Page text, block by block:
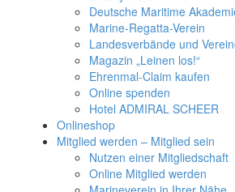
Deutsche Maritime
Marine-Regatta-Verein
Landesverbände und
Magazin „Leinen los!“
Ehrenmal-Claim kaufen
Online spenden
Hotel ADMIRAL SCHEER
Onlineshop
Mitglied werden – Mitglied sein
Nutzen einer Mitgliedschaft
Online Mitglied werden